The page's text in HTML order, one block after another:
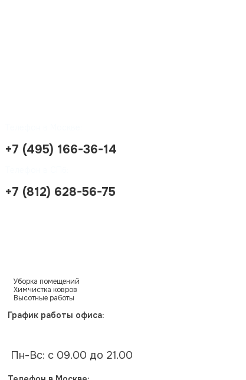
+7 (495) 166-36-14
+7 (812) 628-56-75
Уборка помещений
Химчистка ковров
Высотные работы
График работы офиса:
Пн-Вс: с 09.00 до 21.00